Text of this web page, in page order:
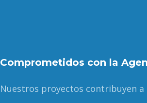
Comprometidos con la
Nuestros proyectos contribuyen a